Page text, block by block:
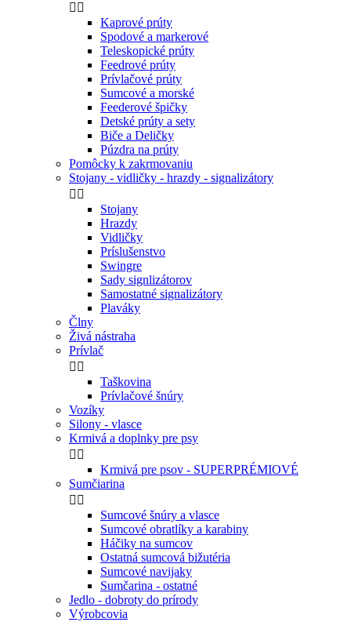
 
Kaprové prúty
Spodové a markerové
Teleskopické prúty
Feedrové prúty
Prívlačové prúty
Sumcové a morské
Feederové špičky
Detské prúty a sety
Biče a Deličky
Púzdra na prúty
Pomôcky k zakrmovaniu
Stojany - vidličky - hrazdy - signalizátory
 
Stojany
Hrazdy
Vidličky
Príslušenstvo
Swingre
Sady signlizátorov
Samostatné signalizátory
Plaváky
Člny
Živá nástraha
Prívlač
 
Taškovina
Prívlačové šnúry
Vozíky
Silony - vlasce
Krmivá a doplnky pre psy
 
Krmivá pre psov - SUPERPRÉMIOVÉ
Sumčiarina
 
Sumcové šnúry a vlasce
Sumcové obratlíky a karabiny
Háčiky na sumcov
Ostatná sumcová bižutéria
Sumcové navijaky
Sumčarina - ostatné
Jedlo - dobroty do prírody
Výrobcovia